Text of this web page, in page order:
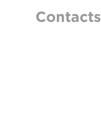
Contacts